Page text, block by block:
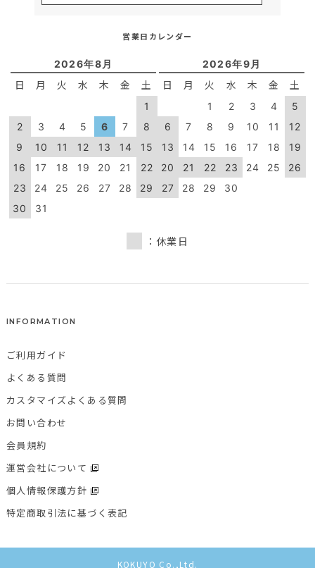
営業日カレンダー
2026年8月
日 月 火 水 木 金 土
1
2
3 4 5 6 7
8
9
10 11 12 13 14
15
16
17 18 19 20 21
22
23
24 25 26 27 28
29
30
31
2026年9月
日 月 火 水 木 金 土
1 2 3 4
5
6
7 8 9 10 11
12
13
14 15 16 17 18
19
20
21 22 23 24 25
26
27
28 29 30
：休業日
INFORMATION
ご利用ガイド
よくある質問
カスタマイズよくある質問
お問い合わせ
会員規約
運営会社について
個人情報保護方針
特定商取引法に基づく表記
KOKUYO Co.,Ltd.